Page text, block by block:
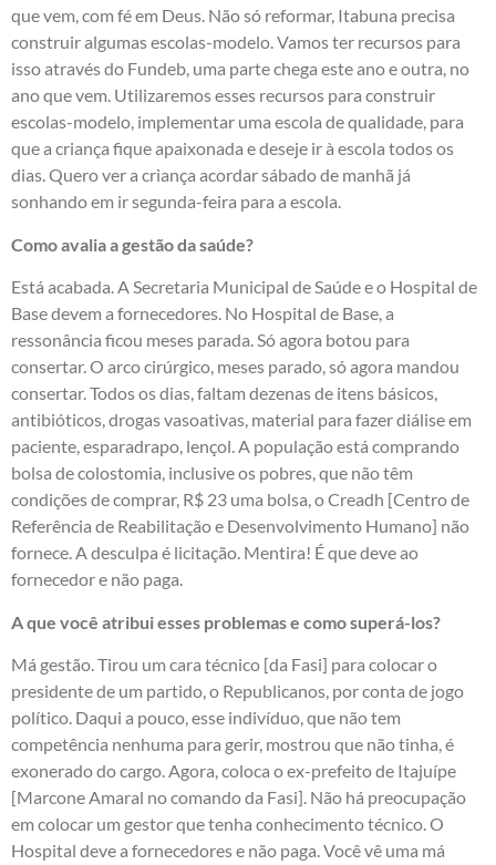
que vem, com fé em Deus. Não só reformar, Itabuna precisa
construir algumas escolas-modelo. Vamos ter recursos para
isso através do Fundeb, uma parte chega este ano e outra, no
ano que vem. Utilizaremos esses recursos para construir
escolas-modelo, implementar uma escola de qualidade, para
que a criança fique apaixonada e deseje ir à escola todos os
dias. Quero ver a criança acordar sábado de manhã já
sonhando em ir segunda-feira para a escola.
Como avalia a gestão da saúde?
Está acabada. A Secretaria Municipal de Saúde e o Hospital de
Base devem a fornecedores. No Hospital de Base, a
ressonância ficou meses parada. Só agora botou para
consertar. O arco cirúrgico, meses parado, só agora mandou
consertar. Todos os dias, faltam dezenas de itens básicos,
antibióticos, drogas vasoativas, material para fazer diálise em
paciente, esparadrapo, lençol. A população está comprando
bolsa de colostomia, inclusive os pobres, que não têm
condições de comprar, R$ 23 uma bolsa, o Creadh [Centro de
Referência de Reabilitação e Desenvolvimento Humano] não
fornece. A desculpa é licitação. Mentira! É que deve ao
fornecedor e não paga.
A que você atribui esses problemas e como superá-los?
Má gestão. Tirou um cara técnico [da Fasi] para colocar o
presidente de um partido, o Republicanos, por conta de jogo
político. Daqui a pouco, esse indivíduo, que não tem
competência nenhuma para gerir, mostrou que não tinha, é
exonerado do cargo. Agora, coloca o ex-prefeito de Itajuípe
[Marcone Amaral no comando da Fasi]. Não há preocupação
em colocar um gestor que tenha conhecimento técnico. O
Hospital deve a fornecedores e não paga. Você vê uma má